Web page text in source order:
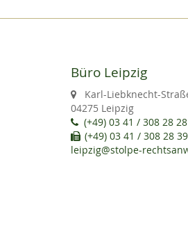
Büro Leipzig
Karl-Liebknecht-
04275 Leipzig
(+49) 03 41 / 308 28 28
(+49) 03 41 / 308 28 39
leipzig@stolpe-